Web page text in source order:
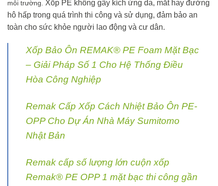
môi trường. Xốp PE không gây kích ứng da, mắt hay đường
hô hấp trong quá trình thi công và sử dụng, đảm bảo an
toàn cho sức khỏe người lao động và cư dân.
Xốp Bảo Ôn REMAK® PE Foam Mặt Bạc
– Giải Pháp Số 1 Cho Hệ Thống Điều
Hòa Công Nghiệp
Remak Cấp Xốp Cách Nhiệt Bảo Ôn PE-
OPP Cho Dự Án Nhà Máy Sumitomo
Nhật Bản
Remak cấp số lượng lớn cuộn xốp
Remak® PE OPP 1 mặt bạc thi công gần